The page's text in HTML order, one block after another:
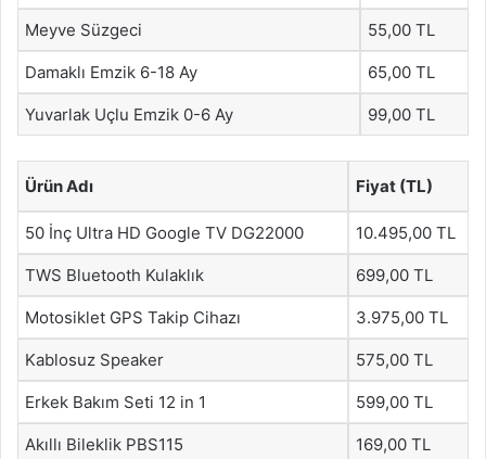
Meyve Süzgeci 55,00 TL
Damaklı Emzik 6-18 Ay 65,00 TL
Yuvarlak Uçlu Emzik 0-6 Ay 99,00 TL
Ürün Adı Fiyat (TL)
50 İnç Ultra HD Google TV DG22000 10.495,00 TL
TWS Bluetooth Kulaklık 699,00 TL
Motosiklet GPS Takip Cihazı 3.975,00 TL
Kablosuz Speaker 575,00 TL
Erkek Bakım Seti 12 in 1 599,00 TL
Akıllı Bileklik PBS115 169,00 TL